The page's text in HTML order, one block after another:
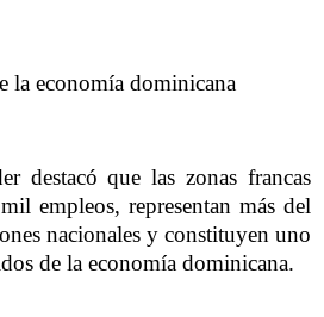
la economía dominicana
destacó que las zonas francas
empleos, representan más del
nacionales y constituyen uno
de la economía dominicana.